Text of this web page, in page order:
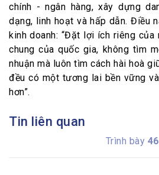
chính - ngân hàng, xây dựng
dạng, linh hoạt và hấp dẫn. Điều
kinh doanh: “Đặt lợi ích riêng
chung của quốc gia, không tìm
nhuận mà luôn tìm cách hài hoà
đều có một tương lai bền vững
hơn”.
Tin liên quan
Trình bày